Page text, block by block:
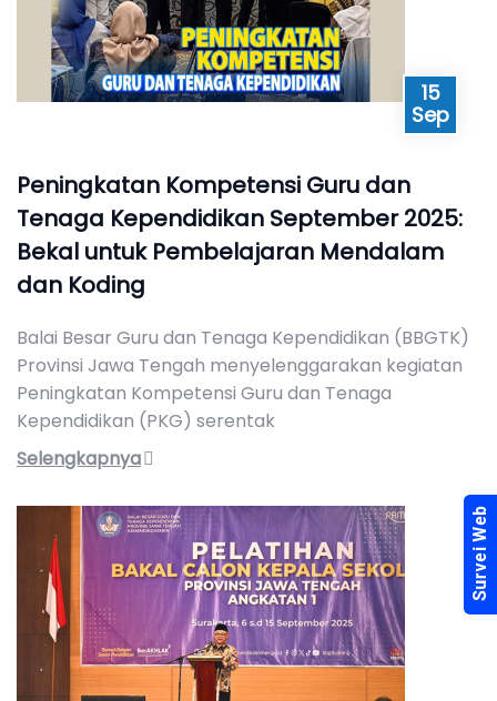
15
Sep
Peningkatan Kompetensi Guru dan
Tenaga Kependidikan September 2025:
Bekal untuk Pembelajaran Mendalam
dan Koding
Balai Besar Guru dan Tenaga Kependidikan (BBGTK)
Provinsi Jawa Tengah menyelenggarakan kegiatan
Peningkatan Kompetensi Guru dan Tenaga
Kependidikan (PKG) serentak
Selengkapnya